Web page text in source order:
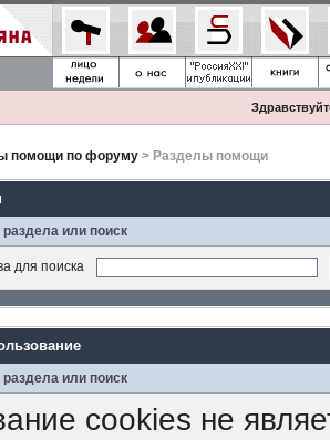
помощи по форуму> Разделы помощи
или поиск
для поиска
или поиск
cookies не